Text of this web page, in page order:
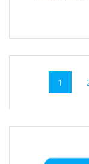
Seite
1